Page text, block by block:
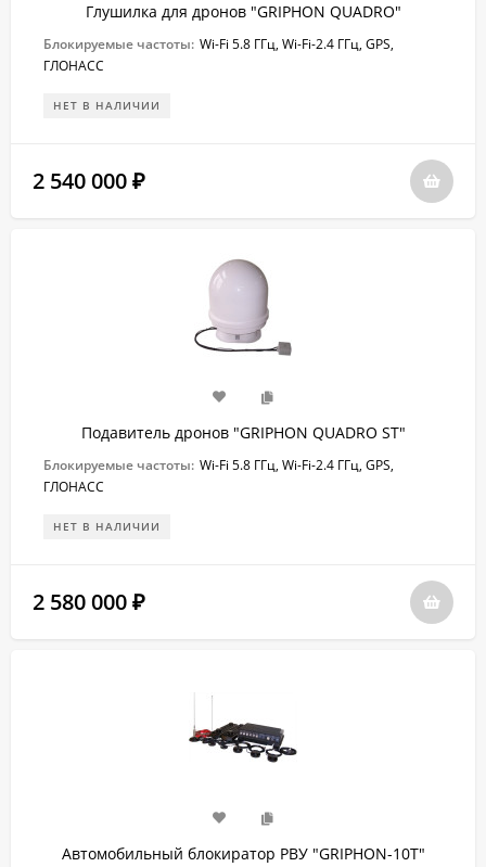
Глушилка для дронов "GRIPHON QUADRO"
Блокируемые частоты: Wi-Fi 5.8 ГГц, Wi-Fi-2.4 ГГц, GPS,
ГЛОНАСС
НЕТ В НАЛИЧИИ
2 540 000 ₽
Подавитель дронов "GRIPHON QUADRO ST"
Блокируемые частоты: Wi-Fi 5.8 ГГц, Wi-Fi-2.4 ГГц, GPS,
ГЛОНАСС
НЕТ В НАЛИЧИИ
2 580 000 ₽
Автомобильный блокиратор РВУ "GRIPHON-10Т"